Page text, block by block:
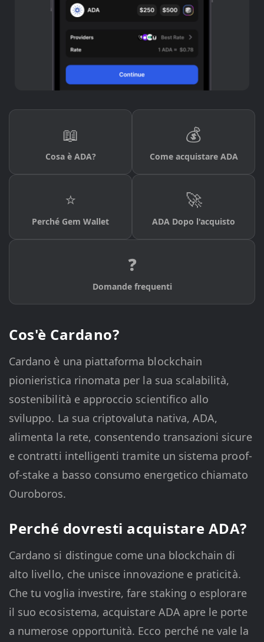
📖
Cosa è ADA?
💰
Come acquistare ADA
⭐
Perché Gem Wallet
🚀
ADA Dopo l'acquisto
❓
Domande frequenti
Cos'è Cardano?
Cardano è una piattaforma blockchain
pionieristica rinomata per la sua scalabilità,
sostenibilità e approccio scientifico allo
sviluppo. La sua criptovaluta nativa, ADA,
alimenta la rete, consentendo transazioni sicure
e contratti intelligenti tramite un sistema proof-
of-stake a basso consumo energetico chiamato
Ouroboros.
Perché dovresti acquistare ADA?
Cardano si distingue come una blockchain di
alto livello, che unisce innovazione e praticità.
Che tu voglia investire, fare staking o esplorare
il suo ecosistema, acquistare ADA apre le porte
a numerose opportunità. Ecco perché ne vale la